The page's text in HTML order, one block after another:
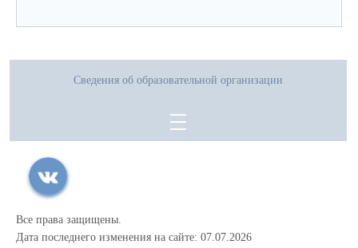
Сведения об образовательной организации
Все права защищены.
Дата последнего изменения на сайте: 07.07.2026